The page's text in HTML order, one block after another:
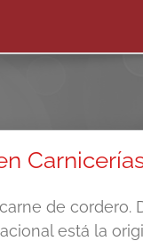
de cordero.
está la